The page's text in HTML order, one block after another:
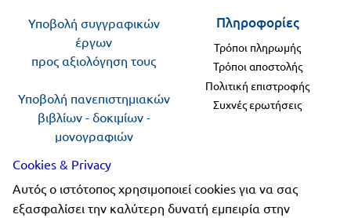
Πληροφορίες
Τρόποι πληρωμής
Τρόποι αποστολής
Πολιτική επιστροφής
Συχνές ερωτήσεις
Υποβολή συγγραφικών
έργων
προς αξιολόγηση τους
Υποβολή πανεπιστημιακών
βιβλίων - δοκιμίων -
μονογραφιών
Ακολουθήστε μας
Cookies & Privacy
Αυτός ο ιστότοπος χρησιμοποιεί cookies για να σας
εξασφαλίσει την καλύτερη δυνατή εμπειρία στην